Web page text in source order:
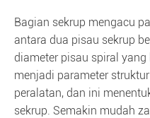
Bagian sekrup mengacu
antara dua pisau sekrup
diameter pisau spiral
menjadi parameter
peralatan, dan ini
sekrup. Semakin mudah